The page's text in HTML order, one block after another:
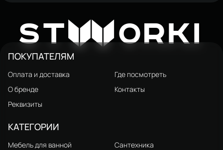
STW ORKI
ПОКУПАТЕЛЯМ
Оплата и доставка
Где посмотреть
О бренде
Контакты
Реквизиты
КАТЕГОРИИ
Мебель для ванной
Сантехника